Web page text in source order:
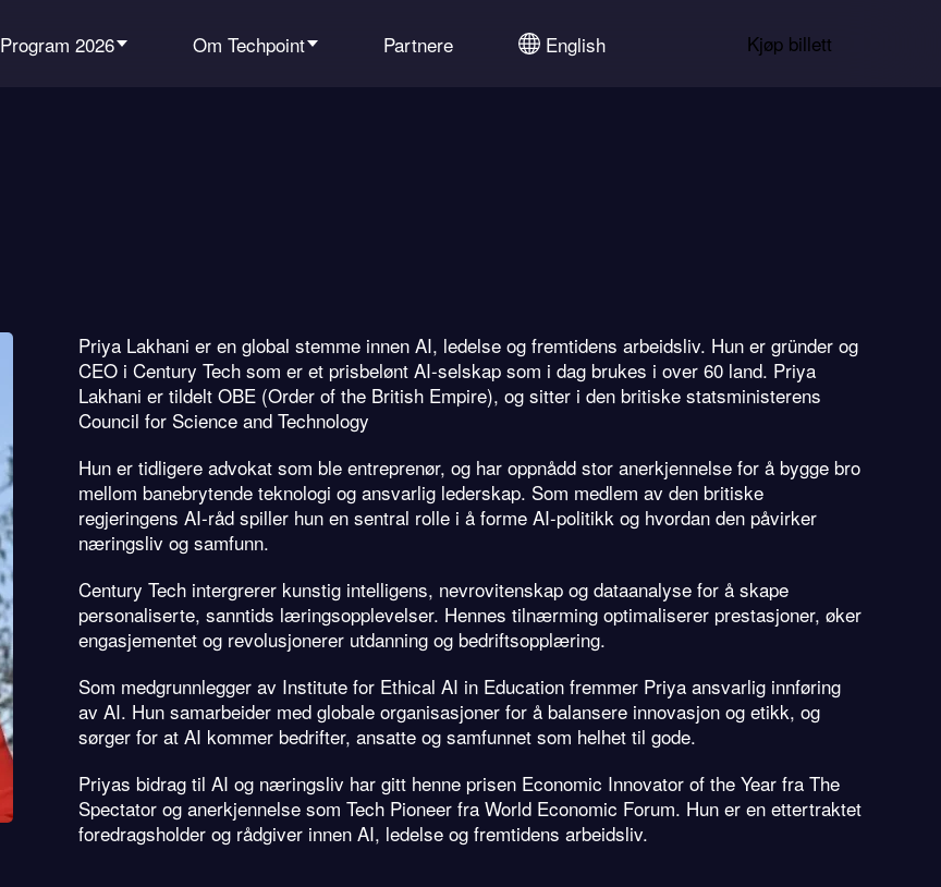
Program 2026 Om Techpoint Partnere English Kjøp billett
Priya Lakhani er en global stemme innen AI, ledelse og fremtidens arbeidsliv. Hun er gründer og
CEO i Century Tech som er et prisbelønt AI-selskap som i dag brukes i over 60 land. Priya
Lakhani er tildelt OBE (Order of the British Empire), og sitter i den britiske statsministerens
Council for Science and Technology
Hun er tidligere advokat som ble entreprenør, og har oppnådd stor anerkjennelse for å bygge bro
mellom banebrytende teknologi og ansvarlig lederskap. Som medlem av den britiske
regjeringens AI-råd spiller hun en sentral rolle i å forme AI-politikk og hvordan den påvirker
næringsliv og samfunn.
Century Tech intergrerer kunstig intelligens, nevrovitenskap og dataanalyse for å skape
personaliserte, sanntids læringsopplevelser. Hennes tilnærming optimaliserer prestasjoner, øker
engasjementet og revolusjonerer utdanning og bedriftsopplæring.
Som medgrunnlegger av Institute for Ethical AI in Education fremmer Priya ansvarlig innføring
av AI. Hun samarbeider med globale organisasjoner for å balansere innovasjon og etikk, og
sørger for at AI kommer bedrifter, ansatte og samfunnet som helhet til gode.
Priyas bidrag til AI og næringsliv har gitt henne prisen Economic Innovator of the Year fra The
Spectator og anerkjennelse som Tech Pioneer fra World Economic Forum. Hun er en ettertraktet
foredragsholder og rådgiver innen AI, ledelse og fremtidens arbeidsliv.